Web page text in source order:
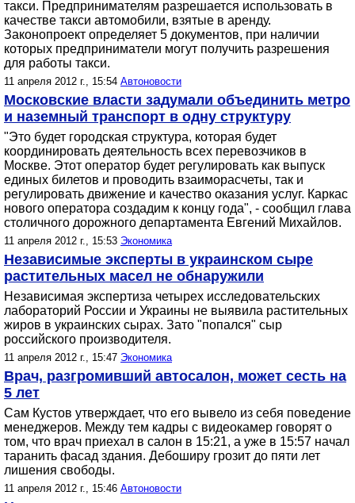
такси. Предпринимателям разрешается использовать в
качестве такси автомобили, взятые в аренду.
Законопроект определяет 5 документов, при наличии
которых предприниматели могут получить разрешения
для работы такси.
11 апреля 2012 г., 15:54 Автоновости
Московские власти задумали объединить метро
и наземный транспорт в одну структуру
"Это будет городская структура, которая будет
координировать деятельность всех перевозчиков в
Москве. Этот оператор будет регулировать как выпуск
единых билетов и проводить взаиморасчеты, так и
регулировать движение и качество оказания услуг. Каркас
нового оператора создадим к концу года", - сообщил глава
столичного дорожного департамента Евгений Михайлов.
11 апреля 2012 г., 15:53 Экономика
Независимые эксперты в украинском сыре
растительных масел не обнаружили
Независимая экспертиза четырех исследовательских
лабораторий России и Украины не выявила растительных
жиров в украинских сырах. Зато "попался" сыр
российского производителя.
11 апреля 2012 г., 15:47 Экономика
Врач, разгромивший автосалон, может сесть на
5 лет
Сам Кустов утверждает, что его вывело из себя поведение
менеджеров. Между тем кадры с видеокамер говорят о
том, что врач приехал в салон в 15:21, а уже в 15:57 начал
таранить фасад здания. Дебоширу грозит до пяти лет
лишения свободы.
11 апреля 2012 г., 15:46 Автоновости